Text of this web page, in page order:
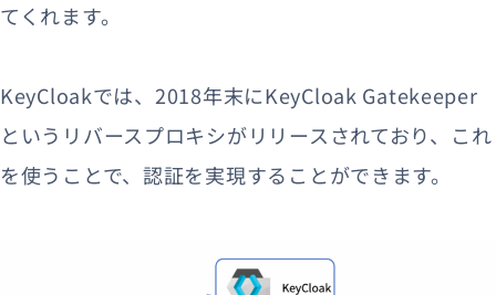
てくれます。
KeyCloakでは、2018年末にKeyCloak Gatekeeper
というリバースプロキシがリリースされており、これ
を使うことで、認証を実現することができます。